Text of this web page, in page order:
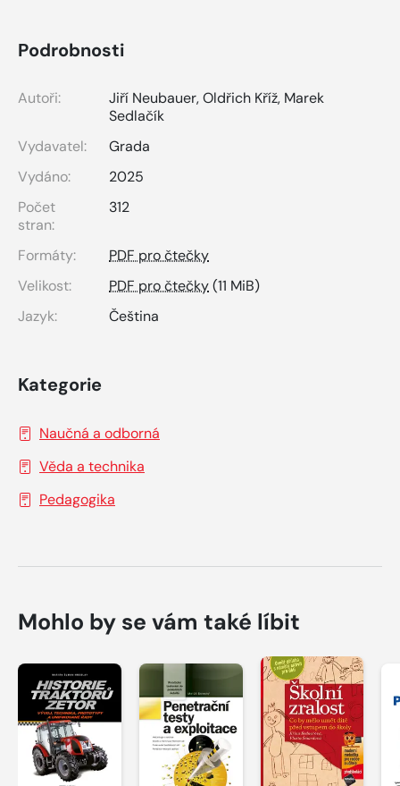
Podrobnosti
Autoři: Jiří Neubauer,Oldřich Kříž, Marek
Sedlačík
Vydavatel:
Grada
Vydáno:
2025
Počet
stran:
312
Formáty:
PDF pro čtečky
Velikost:
PDF pro čtečky(11 MiB)
Jazyk:
Čeština
Kategorie
Naučná a odborná
Věda a technika
Pedagogika
Mohlo by se vám také líbit